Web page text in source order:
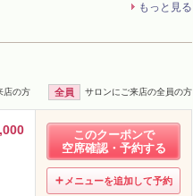
もっと見る
店の方 全員 サロンにご来店の全員の方
このクーポンで
空席確認・予約する
メニューを追加して予約